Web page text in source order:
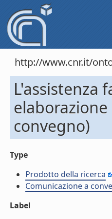
http://www.cnr.it/
L'assistenza
convegno)
Type
Prodotto della ricerca
Comunicazione a
Label